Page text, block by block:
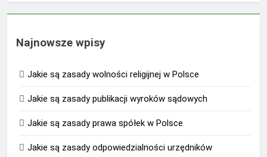
Najnowsze wpisy
Jakie są zasady wolności religijnej w Polsce
Jakie są zasady publikacji wyroków sądowych
Jakie są zasady prawa spółek w Polsce
Jakie są zasady odpowiedzialności urzędników